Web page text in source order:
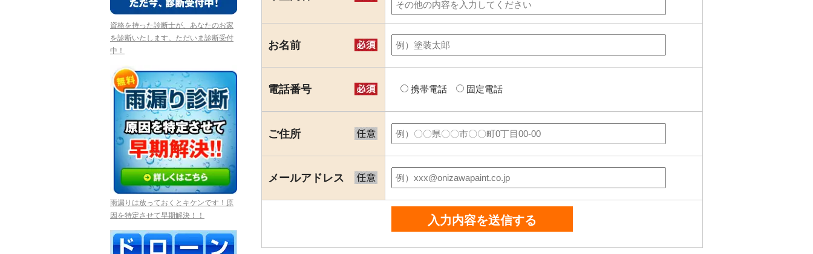
お名前
電話番号 携帯電話 固定電話
ご住所
メールアドレス
資格を持った診断士が、あなたのお家
を診断いたします。ただいま診断受付
中！
雨漏りは放っておくとキケンです！原
因を特定させて早期解決！！